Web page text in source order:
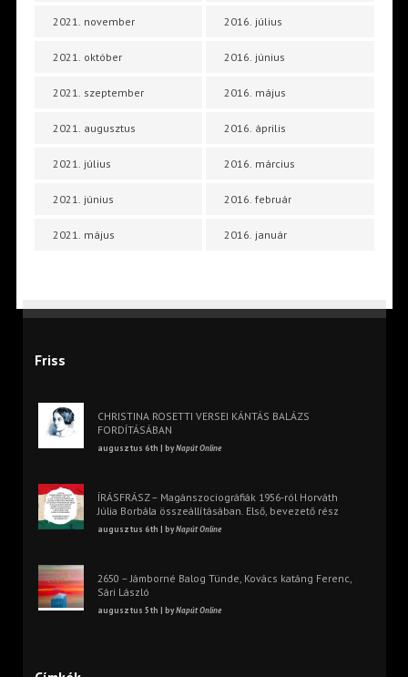
2021. november
2021. október
2021. szeptember
2021. augusztus
2021. július
2021. június
2021. május
2016. július
2016. június
2016. május
2016. április
2016. március
2016. február
2016. január
Friss
CHRISTINA ROSETTI VERSEI KÁNTÁS BALÁZS
FORDÍTÁSÁBAN
augusztus 6th | byNapút Online
ÍRÁSFRÁSZ – Magánszociográfiák 1956-ról Horváth
Júlia Borbála összeállításában. Első, bevezető rész
augusztus 6th | byNapút Online
2650 – Jámborné Balog Tünde, Kovács katáng Ferenc,
Sári László
augusztus 5th | byNapút Online